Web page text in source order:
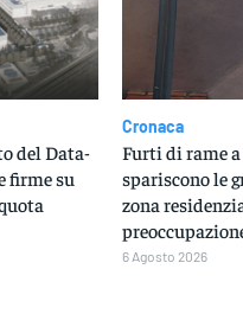
del Data-
firme su
Cronaca
Furti di rame
spariscono le
zona
6 Agosto 2026